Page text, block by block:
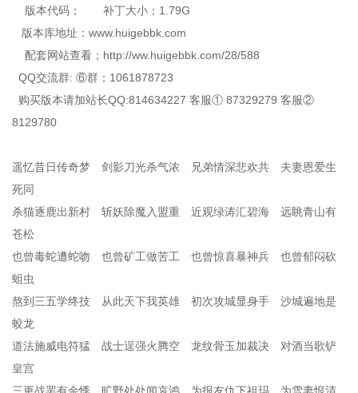
版本代码； 补丁大小；1.79G
版本库地址：www.huigebbk.com
配套网站查看；http://ww.huigebbk.com/28/588
QQ交流群: ⑥群；1061878723
购买版本请加站长QQ:814634227 客服① 87329279 客服②
8129780
遥忆昔日传奇梦 剑影刀光杀气浓 兄弟情深悲欢共 夫妻恩爱生
死同
杀猫逐鹿出新村 斩妖除魔入盟重 近观绿涛汇碧海 远眺青山有
苍松
也曾毒蛇遭蛇吻 也曾矿工做苦工 也曾惊喜暴神兵 也曾郁闷砍
蛆虫
熬到三五学终技 从此天下我英雄 初次攻城显身手 沙城遍地是
蛟龙
道法施威电符猛 战士逞强火腾空 龙纹骨玉加裁决 对酒当歌铲
皇宫